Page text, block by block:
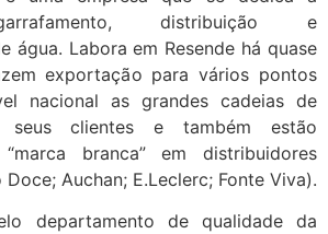
distribuição e
água. Labora em Resende há quase
exportação para vários pontos
nacional as grandes cadeias de
seus clientes e também estão
branca” em distribuidores
Auchan; E.Leclerc; Fonte Viva).
departamento de qualidade da